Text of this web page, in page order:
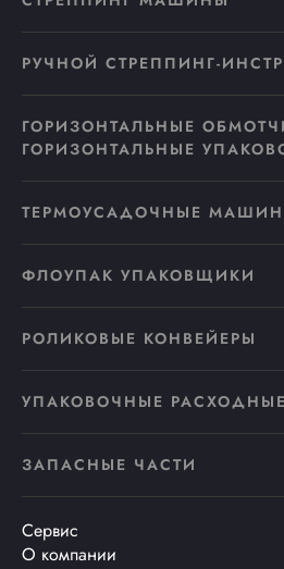
РУЧНОЙ СТРЕППИНГ-
ГОРИЗОНТАЛЬНЫЕ
ГОРИЗОНТАЛЬНЫЕ
ТЕРМОУСАДОЧНЫЕ
ФЛОУПАК УПАКОВЩИКИ
РОЛИКОВЫЕ КОНВЕЙЕРЫ
УПАКОВОЧНЫЕ
ЗАПАСНЫЕ ЧАСТИ
Сервис
О компании